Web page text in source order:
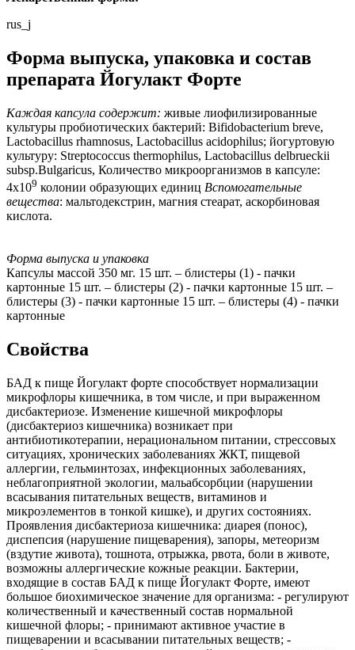
rus_j
Форма выпуска, упаковка и состав
препарата Йогулакт Форте
Каждая капсула содержит: живые лиофилизированные
культуры пробиотических бактерий: Bifidobacterium breve,
Lactobacillus rhamnosus, Lactobacillus acidophilus; йогуртовую
культуру: Streptococcus thermophilus, Lactobacillus delbrueckii
subsp.Bulgaricus, Количество микроорганизмов в капсуле:
4х109 колонии образующих единиц Вспомогательные
вещества: мальтодекстрин, магния стеарат, аскорбиновая
кислота.
Форма выпуска и упаковка
Капсулы массой 350 мг. 15 шт. – блистеры (1) - пачки
картонные 15 шт. – блистеры (2) - пачки картонные 15 шт. –
блистеры (3) - пачки картонные 15 шт. – блистеры (4) - пачки
картонные
Свойства
БАД к пище Йогулакт форте способствует нормализации
микрофлоры кишечника, в том числе, и при выраженном
дисбактериозе. Изменение кишечной микрофлоры
(дисбактериоз кишечника) возникает при
антибиотикотерапии, нерациональном питании, стрессовых
ситуациях, хронических заболеваниях ЖКТ, пищевой
аллергии, гельминтозах, инфекционных заболеваниях,
неблагоприятной экологии, мальабсорбции (нарушении
всасывания питательных веществ, витаминов и
микроэлементов в тонкой кишке), и других состояниях.
Проявления дисбактериоза кишечника: диарея (понос),
диспепсия (нарушение пищеварения), запоры, метеоризм
(вздутие живота), тошнота, отрыжка, рвота, боли в животе,
возможны аллергические кожные реакции. Бактерии,
входящие в состав БАД к пище Йогулакт Форте, имеют
большое биохимическое значение для организма: - регулируют
количественный и качественный состав нормальной
кишечной флоры; - принимают активное участие в
пищеварении и всасывании питательных веществ; -